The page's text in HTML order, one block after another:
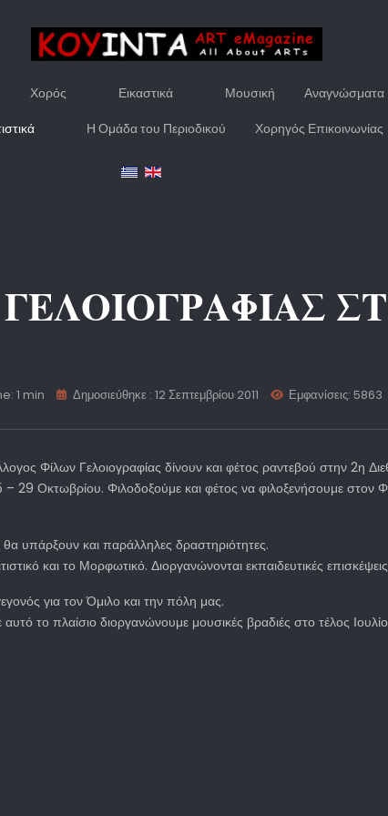
Χορός Εικαστικά Μουσική Αναγνώσματα
Η Ομάδα του Περιοδικού Χορηγός Επικοινωνίας
1 min Δημοσιεύθηκε : 12 Σεπτεμβρίου 2011 Εμφανίσεις: 5863
Φίλων Γελοιογραφίας δίνουν και φέτος ραντεβού στην 2η
29 Οκτωβρίου. Φιλοδοξούμε και φέτος να φιλοξενήσουμε
υπάρξουν και παράλληλες δραστηριότητες.
και το Μορφωτικό. Διοργανώνονται εκπαιδευτικές
για τον Όμιλο και την πόλη μας.
το πλαίσιο διοργανώνουμε μουσικές βραδιές στο τέλος